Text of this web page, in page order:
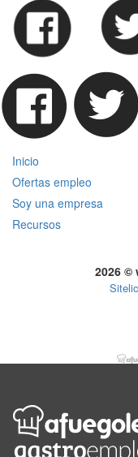
Inicio
Ofertas empleo
Soy una empresa
Recursos
2026 ©